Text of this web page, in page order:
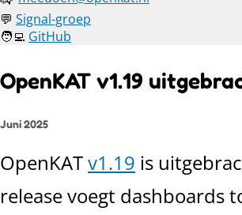
💬 Signal-groep
🧑‍💻 GitHub
OpenKAT v1.19
Juni 2025
OpenKATv1.19 is
release voegt dashboards